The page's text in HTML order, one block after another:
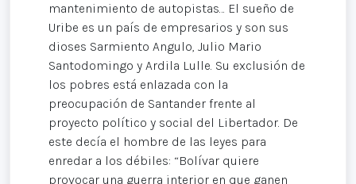
mantenimiento de autopistas… El sueño de
Uribe es un país de empresarios y son sus
dioses Sarmiento Angulo, Julio Mario
Santodomingo y Ardila Lulle. Su exclusión de
los pobres está enlazada con la
preocupación de Santander frente al
proyecto político y social del Libertador. De
este decía el hombre de las leyes para
enredar a los débiles: “Bolívar quiere
provocar una guerra interior en que ganen